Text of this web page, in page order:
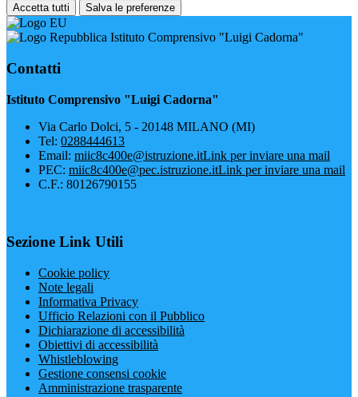
Accetta tutti Salva le preferenze
Istituto Comprensivo "Luigi Cadorna"
Contatti
Istituto Comprensivo "Luigi Cadorna"
Via Carlo Dolci, 5 - 20148 MILANO (MI)
Tel: 0288444613
Email: miic8c400e@istruzione.itLink per inviare una mail
PEC: miic8c400e@pec.istruzione.itLink per inviare una mail
C.F.: 80126790155
Sezione Link Utili
Cookie policy
Note legali
Informativa Privacy
Ufficio Relazioni con il Pubblico
Dichiarazione di accessibilità
Obiettivi di accessibilità
Whistleblowing
Gestione consensi cookie
Amministrazione trasparente